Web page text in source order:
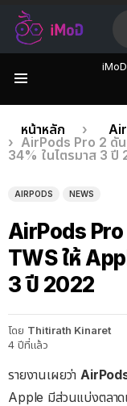
เรื่อง
ล่าสุด
คุณอยู่ที่นี่:
หน้าหลัก
AirPods Pro 2 ดั
34% ในไตรมาส 3 ปี
AIRPODS NEWS
AirPods
TWS ให้
3 ปี 2022
โดย Thitirath Kinaret
4 ปีที่แล้ว
รายงานเผยว่า
Apple มีส่วนแบ่งตลา